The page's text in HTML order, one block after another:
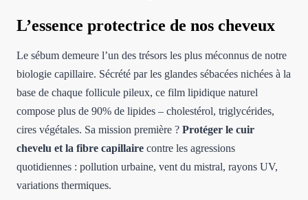
L’essence protectrice de nos cheveux
Le sébum demeure l’un des trésors les plus méconnus de notre
biologie capillaire. Sécrété par les glandes sébacées nichées à la
base de chaque follicule pileux, ce film lipidique naturel
compose plus de 90% de lipides – cholestérol, triglycérides,
cires végétales. Sa mission première ? Protéger le cuir
chevelu et la fibre capillaire contre les agressions
quotidiennes : pollution urbaine, vent du mistral, rayons UV,
variations thermiques.